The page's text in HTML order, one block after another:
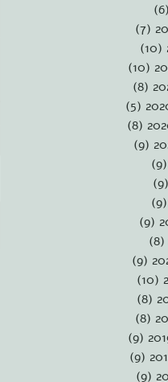
(6)
(7)
(10)
(10)
(8)
(5)
(8)
(9)
(9)
(9)
(9)
(9)
(8)
(9)
(10)
(8)
(8)
(9)
(9)
(9)